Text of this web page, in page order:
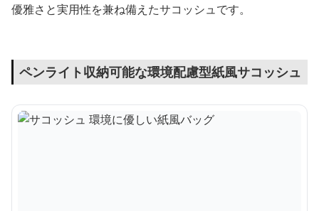
優雅さと実用性を兼ね備えたサコッシュです。
ペンライト収納可能な環境配慮型紙風サコッシュ